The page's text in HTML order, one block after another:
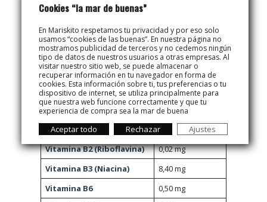
poliinsaturados
Hidratos de carbono
0,0 g
Azúcares
0 g
Proteínas
19,4 g
Sal
0 g
Vitamina A
6,00 µg
Vitamina B1 (Tiamina)
0,25 mg
Vitamina B2 (Riboflavina)
0,02 mg
Vitamina B3 (Niacina)
8,40 mg
Vitamina B6
0,50 mg
Cookies “la mar de buenas”
En Mariskito respetamos tu privacidad y por eso solo
usamos “cookies de las buenas”. En nuestra página no
mostramos publicidad de terceros y no cedemos ningún
tipo de datos de nuestros usuarios a otras empresas. Al
visitar nuestro sitio web, se puede almacenar o
recuperar información en tu navegador en forma de
cookies. Esta información sobre ti, tus preferencias o tu
dispositivo de internet, se utiliza principalmente para
que nuestra web funcione correctamente y que tu
experiencia de compra sea la mar de buena
Aceptar todo Rechazar Ajustes